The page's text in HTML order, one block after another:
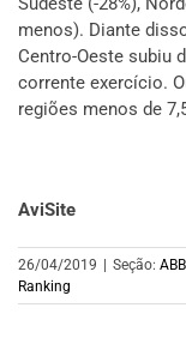
menos). Diante
Centro-Oeste subiu
corrente exercício.
regiões menos de
AviSite
26/04/2019 Seção:
Ranking